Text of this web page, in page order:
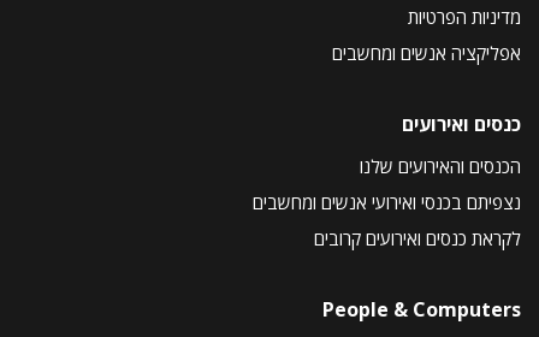
מדיניות הפרטיות
אפליקציה אנשים ומחשבים
כנסים ואירועים
הכנסים והאירועים שלנו
נצפיתם בכנסי ואירועי אנשים ומחשבים
לקראת כנסים ואירועים קרובים
People & Computers